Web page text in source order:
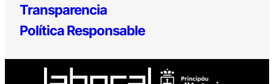
Transparencia
Política Responsable